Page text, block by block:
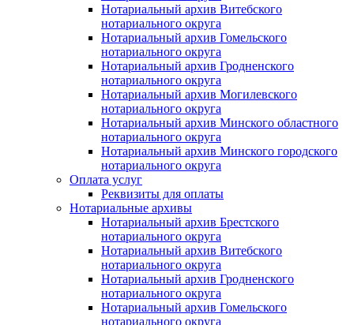
Нотариальный архив Витебского
нотариального округа
Нотариальный архив Гомельского
нотариального округа
Нотариальный архив Гродненского
нотариального округа
Нотариальный архив Могилевского
нотариального округа
Нотариальный архив Минского областного
нотариального округа
Нотариальный архив Минского городского
нотариального округа
Оплата услуг
Реквизиты для оплаты
Нотариальные архивы
Нотариальный архив Брестского
нотариального округа
Нотариальный архив Витебского
нотариального округа
Нотариальный архив Гродненского
нотариального округа
Нотариальный архив Гомельского
нотариального округа